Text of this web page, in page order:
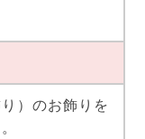
）のお飾りを